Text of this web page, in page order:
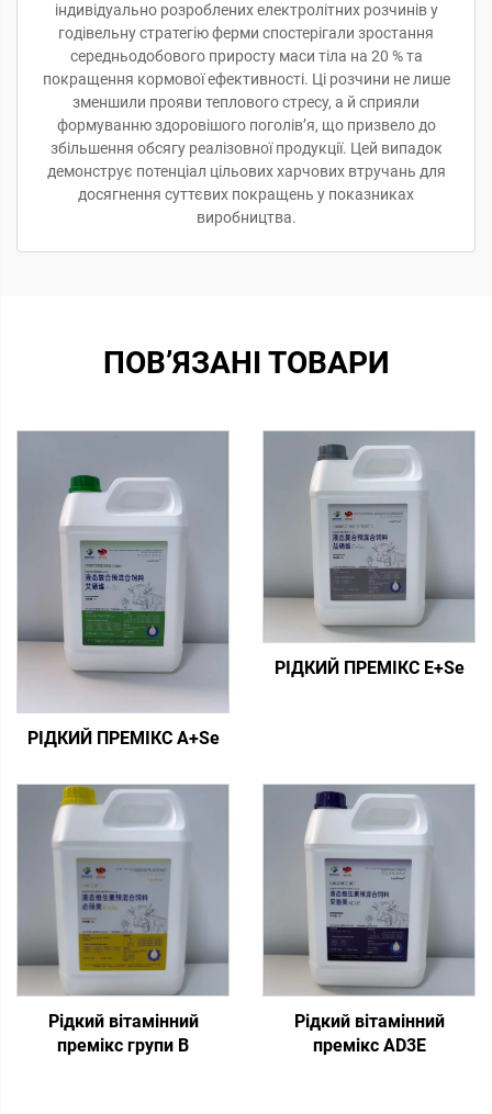
індивідуально розроблених електролітних розчинів у
годівельну стратегію ферми спостерігали зростання
середньодобового приросту маси тіла на 20 % та
покращення кормової ефективності. Ці розчини не лише
зменшили прояви теплового стресу, а й сприяли
формуванню здоровішого поголів’я, що призвело до
збільшення обсягу реалізовної продукції. Цей випадок
демонструє потенціал цільових харчових втручань для
досягнення суттєвих покращень у показниках
виробництва.
ПОВ’ЯЗАНІ ТОВАРИ
РІДКИЙ ПРЕМІКС A+Se
РІДКИЙ ПРЕМІКС E+Se
Рідкий вітамінний
премікс групи В
Рідкий вітамінний
премікс AD3E